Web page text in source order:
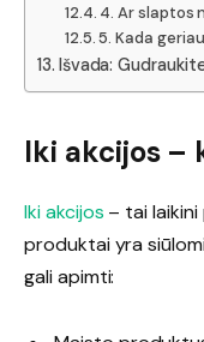
4. Ar slaptos
5. Kada
Išvada:
Iki akcijos –
Iki akcijos – tai
produktai yra
gali apimti: